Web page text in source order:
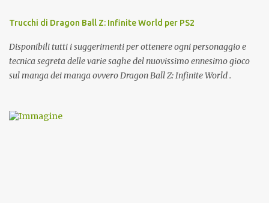
Trucchi di Dragon Ball Z: Infinite World per PS2
Disponibili tutti i suggerimenti per ottenere ogni personaggio e
tecnica segreta delle varie saghe del nuovissimo ennesimo gioco
sul manga dei manga ovvero Dragon Ball Z: Infinite World .